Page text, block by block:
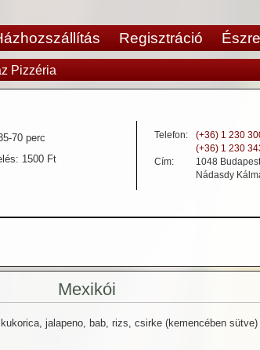
Regisztráció
Pizzéria
70 perc
1500 Ft
Telefon:
(+36) 1 230
(+36) 1 230
Cím:
1048
Nádasdy
Mexikói
jalapeno, bab, rizs, csirke (kemencében sütve)